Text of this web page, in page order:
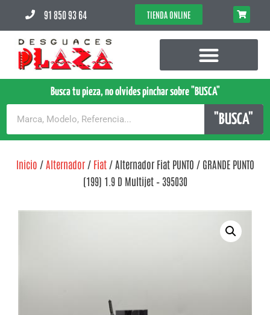
91 850 93 64 TIENDA ONLINE
Busca tu pieza, no olvides pinchar sobre "BUSCA"
"BUSCA"
Inicio / Alternador/ Fiat/ Alternador Fiat PUNTO / GRANDE PUNTO
(199) 1.9 D Multijet – 395030